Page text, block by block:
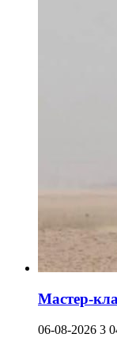
Мастер-
06-08-2026 3